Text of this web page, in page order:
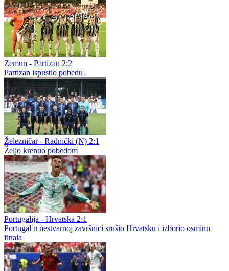
Zemun - Partizan 2:2
Partizan ispustio pobedu
Železničar - Radnički (N) 2:1
Željo krenuo pobedom
Portugalija - Hrvatska 2:1
Portugal u nestvarnoj završnici srušio Hrvatsku i izborio osminu
finala